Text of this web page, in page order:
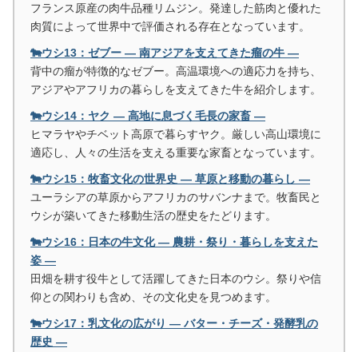
フランス原産の肉牛品種リムジン。発達した筋肉と優れた
肉質によって世界中で評価される存在となっています。
🐄ウシ13：ゼブー ― 南アジアを支えてきた瘤の牛 ―
背中の瘤が特徴的なゼブー。高温環境への適応力を持ち、
アジアやアフリカの暮らしを支えてきた牛を紹介します。
🐄ウシ14：ヤク ― 高地に息づく毛長の家畜 ―
ヒマラヤやチベット高原で暮らすヤク。厳しい高山環境に
適応し、人々の生活を支える重要な家畜となっています。
🐄ウシ15：牧畜文化の世界史 ― 草原と移動の暮らし ―
ユーラシアの草原からアフリカのサバンナまで。牧畜民と
ウシが築いてきた移動生活の歴史をたどります。
🐄ウシ16：日本の牛文化 ― 農耕・祭り・暮らしを支えた
姿 ―
田畑を耕す役牛として活躍してきた日本のウシ。祭りや信
仰との関わりも含め、その文化史を見つめます。
🐄ウシ17：乳文化の広がり ― バター・チーズ・発酵乳の
歴史 ―